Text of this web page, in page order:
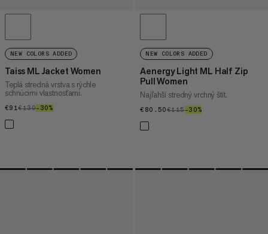
NEW COLORS ADDED
Taiss ML Jacket Women
Teplá stredná vrstva s rýchle
schnúcimi vlastnosťami.
€91€91
€130€130
–30%
NEW COLORS ADDED
Aenergy Light ML Half Zip
Pull Women
Najľahší stredný vrchný štít.
€80.50€80.50
€115€115
–30%